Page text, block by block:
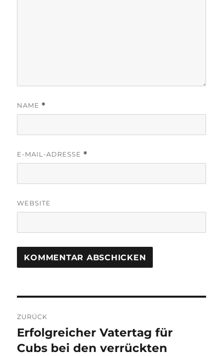
NAME *
E-MAIL-ADRESSE *
WEBSITE
ZURÜCK
Vorheriger
Beitrag:
Erfolgreicher Vatertag für
Cubs bei den verrückten